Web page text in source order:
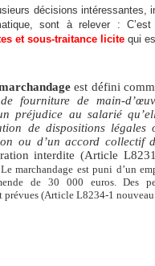
décisions intéressantes,
sont à relever :
et sous-traitance licite qui
est défini
fourniture de main-
préjudice au salarié
de dispositions légales
ou d’un accord
interdite (Article
Le marchandage est puni d’un
de 30 000 euros. Des
prévues (Article L8234-1